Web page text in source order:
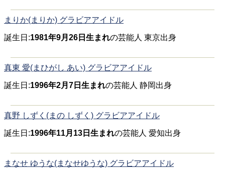
まりか(まりか) グラビアアイドル
誕生日:1981年9月26日生まれの芸能人 東京出身
真東 愛(まひがし あい) グラビアアイドル
誕生日:1996年2月7日生まれの芸能人 静岡出身
真野 しずく(まの しずく) グラビアアイドル
誕生日:1996年11月13日生まれの芸能人 愛知出身
まなせ ゆうな(まなせゆうな) グラビアアイドル